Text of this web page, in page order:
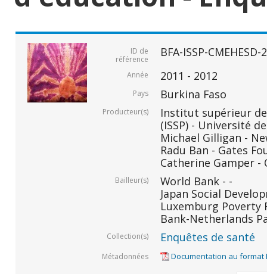
ID de
référence
BFA-ISSP-
Année 2011 - 2012
Pays Burkina Faso
Producteur(s)
Institut supérieur
(ISSP) - Université
Michael Gilligan -
Radu Ban - Gates
Catherine Gamper
Bailleur(s)
World Bank - -
Japan Social
Luxemburg Poverty
Bank-Netherlands
Collection(s) Enquêtes de santé
Métadonnées Documentation au format